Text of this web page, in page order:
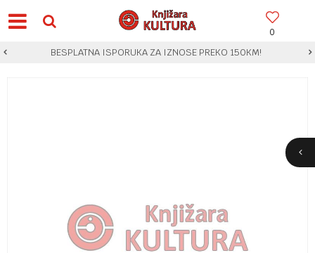
0
BESPLATNA ISPORUKA ZA IZNOSE PREKO 150KM!